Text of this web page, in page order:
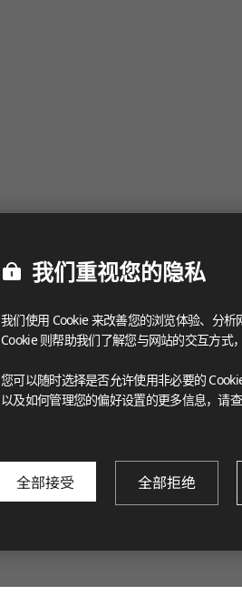
我们重视您的隐私
我们使用 Cookie 来改善您的浏览体验、分
Cookie 则帮助我们了解您与网站的交互方式
您可以随时选择是否允许使用非必要的
以及如何管理您的偏好设置的更多信息，请
全部接受 全部拒绝